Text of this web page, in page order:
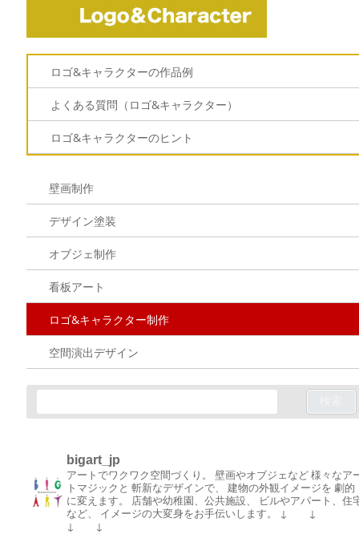
ロゴ&キャラクターの作品例
よくある質問（ロゴ&キャラクター）
ロゴ&キャラクターのヒント
壁画制作
デザイン塗装
オブジェ制作
看板アート
ロゴ&キャラクター制作
空間演出デザイン
bigart_jp
アートでワクワク空間づくり。 壁画やオブジェなど様々なア
トマジックと 斬新なデザインで、 建物の外観イメージを 劇的
に変えます。
店舗や幼稚園、公共施設、
ビルやアパート、住
など、
イメージの大変身をお手伝いします。
↓ ↓
↓ ↓